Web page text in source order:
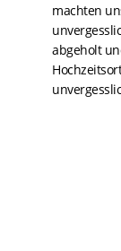
machten
abgeholt